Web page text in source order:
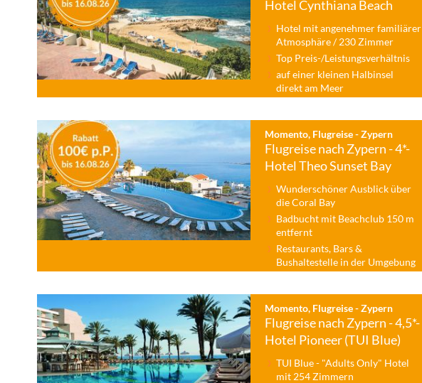
Hotel Cynthiana Beach
Hotel mit angenehmer familiärer
Atmosphäre / 230 Zimmer
Top Preis-/Leistungsverhältnis
auf einer kleinen Halbinsel
direkt am Meer
Momento, Flugreise - Zypern
Flugreise nach Zypern - 4*-
Hotel Theo Sunset Bay
Wunderschöner Ausblick über
die Coral Bay
Badbucht mit Beachclub 150 m
entfernt
Restaurants, Bars &
Bushaltestelle in der Umgebung
Momento, Flugreise - Zypern
Flugreise nach Zypern - 4,5*-
Hotel Pioneer (TUI Blue)
TUI Blue - "Adults Only" Hotel
mit 254 Zimmern